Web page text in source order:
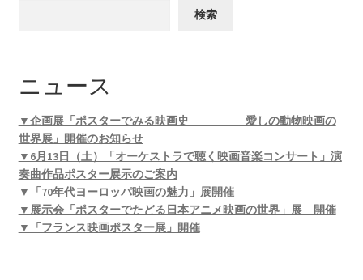
検索
ニュース
▼企画展「ポスターでみる映画史 愛しの動物映画の
世界展」開催のお知らせ
▼6月13日（土）「オーケストラで聴く映画音楽コンサート」演
奏曲作品ポスター展示のご案内
▼「70年代ヨーロッパ映画の魅力」展開催
▼展示会「ポスターでたどる日本アニメ映画の世界」展 開催
▼「フランス映画ポスター展」開催